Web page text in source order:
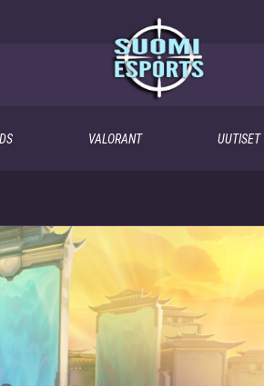
VALORANT UUTISET